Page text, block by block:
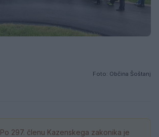
Foto: Občina Šoštanj
Po 297. členu Kazenskega zakonika je